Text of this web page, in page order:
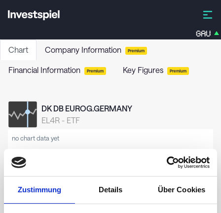
Zustimmung Details Über Cookies
GAU
Chart Company Information Premium
Financial Information Premium Key Figures Premium
DK DB EUROG.GERMANY
EL4R - ETF
no chart data yet